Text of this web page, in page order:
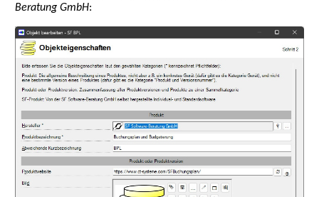
Beratung GmbH: